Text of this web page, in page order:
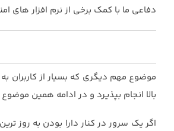
دفاعی ما با کمک برخی از نرم افزار های
موضوع مهم دیگری که بسیار از کاربران
بالا انجام بپذیرد و در ادامه همین
اگر یک سرور در کنار دارا بودن به روز